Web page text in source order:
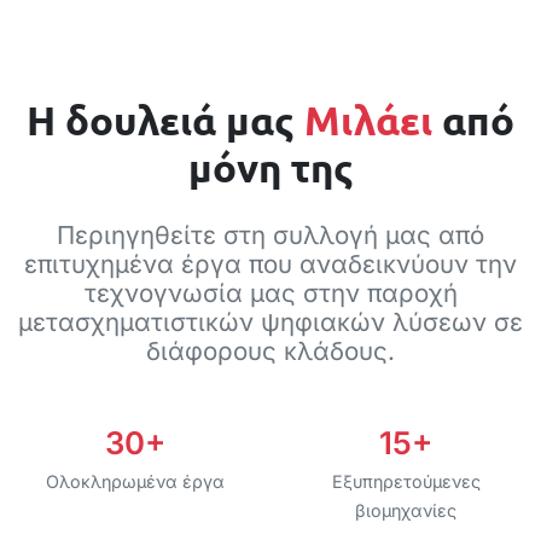
Η δουλειά μας Μιλάει από
μόνη της
Περιηγηθείτε στη συλλογή μας από
επιτυχημένα έργα που αναδεικνύουν την
τεχνογνωσία μας στην παροχή
μετασχηματιστικών ψηφιακών λύσεων σε
διάφορους κλάδους.
30+
Ολοκληρωμένα έργα
15+
Εξυπηρετούμενες
βιομηχανίες